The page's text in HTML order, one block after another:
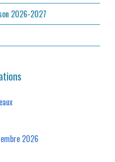
2026-2027
2026